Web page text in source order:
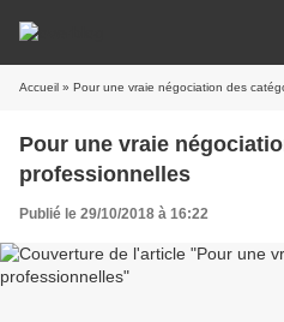
Accueil » Pour une vraie négociation des
Pour une vraie
professionnelles
Publié le 29/10/2018 à 16:22